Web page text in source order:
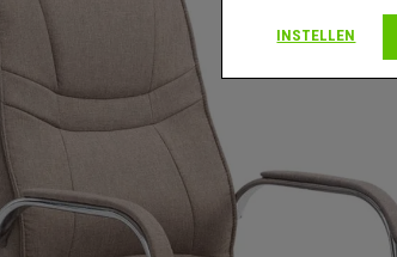
INSTELLEN